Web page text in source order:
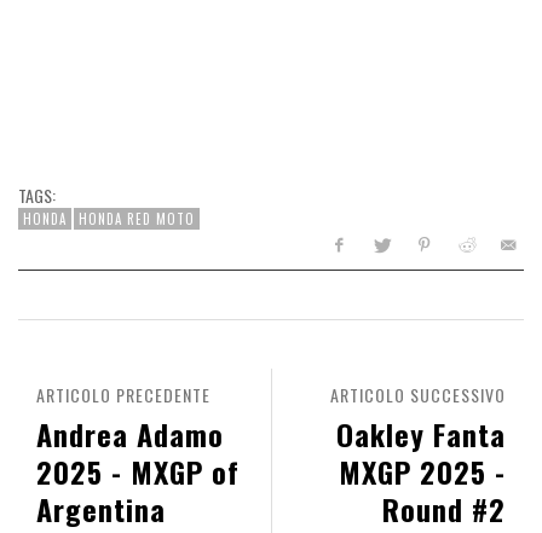
TAGS:
HONDA HONDA RED MOTO
ARTICOLO SUCCESSIVO
Oakley Fanta
MXGP 2025 -
Round #2
ARTICOLO PRECEDENTE
Andrea Adamo
2025 - MXGP of
Argentina